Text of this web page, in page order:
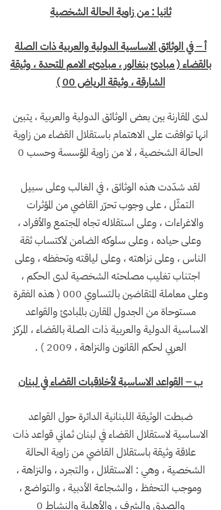
ثانيا : من زاوية الحالة الشخصية
أ – في الوثائق الاساسية الدولية والعربية ذات الصلة
بالقضاء ( مبادئ بنغالور ، مبادئء الامم المتحدة ، وثيقة
الشارقة ، وثيقة الرياض 00 )
لدى المقارنة بين بعض الوثائق الدولية والعربية ، يتبين
انها توافقت على الاهتمام باستقلال القضاء من زاوية
الحالة الشخصية ، لا من زاوية المؤسسة وحسب 0
لقد شدّدت هذه الوثائق ، في الغالب وعلى سبيل
التمثّل ، على وجوب تحرّر القاضي من المؤثرات
والاغراءات ، وعلى استقلاله تجاه المجتمع والأفراد ،
وعلى حياده ، وعلى سلوكه الضامن لاكتساب ثقة
الناس ، وعلى نزاهته ، وعلى لياقته وتحفظه ، وعلى
اجتناب تغليب مصلحته الشخصية لدى الحكم ،
وعلى معاملة المتقاضين بالتساوي 000 ( هذه الفقرة
مستوحاة من الجدول المقارن بالمبادئ والقواعد
الاساسية الدولية والعربية ذات الصلة بالقضاء ، المركز
العربي لحكم القانون والنزاهة ، 2009 ) .
ب – القواعد الاساسية لأخلاقيات القضاء في لبنان
ضبطت الوثيقة اللبنانية الدائرة حول القواعد
الاساسية لاستقلال القضاء في لبنان ثماني قواعد ذات
علاقة وثيقة باستقلال القاضي من زاوية الحالة
الشخصية ، وهي : الاستقلال ، والتجرد ، والنزاهة ،
وموجب التحفظ ، والشجاعة الأدبية ، والتواضع ،
والصدق والشرف ، والأهلية والنشاط 0